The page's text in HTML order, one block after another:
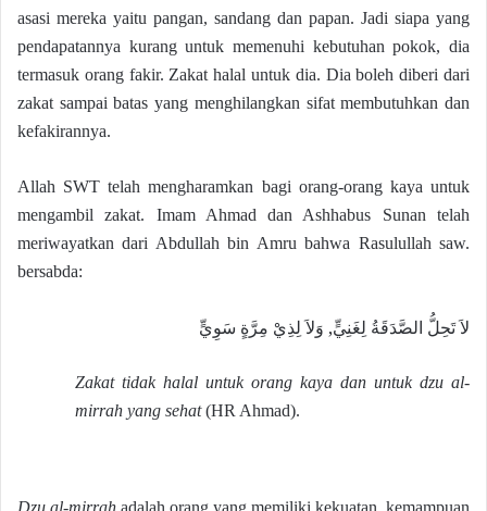
asasi mereka yaitu pangan, sandang dan papan. Jadi siapa yang
pendapatannya kurang untuk memenuhi kebutuhan pokok, dia
termasuk orang fakir. Zakat halal untuk dia. Dia boleh diberi dari
zakat sampai batas yang menghilangkan sifat membutuhkan dan
kefakirannya.
Allah SWT telah mengharamkan bagi orang-orang kaya untuk
mengambil zakat. Imam Ahmad dan Ashhabus Sunan telah
meriwayatkan dari Abdullah bin Amru bahwa Rasulullah saw.
bersabda:
لاَ تَحِلُّ الصَّدَقَةُ لِغَنِيٍّ, وَلاَ لِذِيْ مِرَّةٍ سَوِيٍّ
Zakat tidak halal untuk orang kaya dan untuk dzu al-
mirrah yang sehat(HR Ahmad).
Dzu al-mirrah adalah orang yang memiliki kekuatan, kemampuan